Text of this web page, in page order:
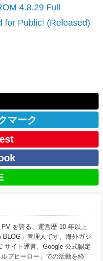
4.8.29 Full
for Public! (Released)
マーク
を誇る、運営歴 10 年以上
」管理人です。海外ガジ
サイト運営、Google 公式認定
プヒーロー」での活動を経